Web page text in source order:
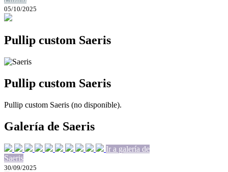
05/10/2025
Pullip custom Saeris
Pullip custom Saeris
Pullip custom Saeris (no disponible).
Galería de Saeris
Ir a galería de
Saeris
30/09/2025